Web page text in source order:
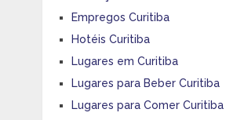
Empregos Curitiba
Hotéis Curitiba
Lugares em Curitiba
Lugares para Beber Curitiba
Lugares para Comer Curitiba